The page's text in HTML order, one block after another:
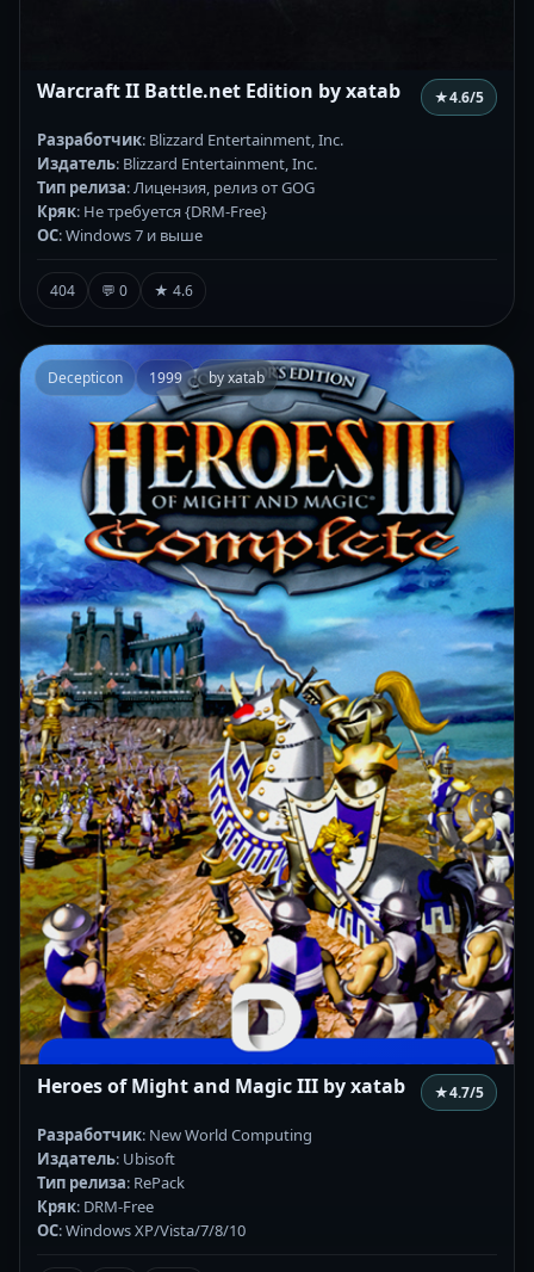
Warcraft II Battle.net Edition by xatab ★4.6/5
Разработчик: Blizzard Entertainment, Inc.
Издатель: Blizzard Entertainment, Inc.
Тип релиза: Лицензия, релиз от GOG
Кряк: Не требуется {DRM-Free}
ОС: Windows 7 и выше
404 💬 0 ★ 4.6
Decepticon 1999 by xatab
Heroes of Might and Magic III by xatab ★4.7/5
Разработчик: New World Computing
Издатель: Ubisoft
Тип релиза: RePack
Кряк: DRM-Free
ОС: Windows XP/Vista/7/8/10